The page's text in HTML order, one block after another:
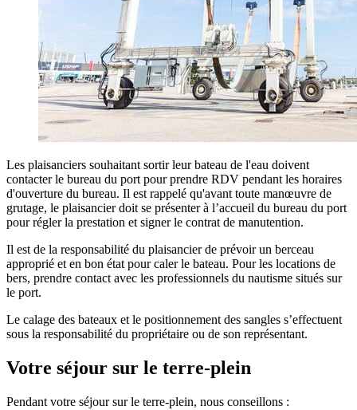
Les plaisanciers souhaitant sortir leur bateau de l'eau doivent
contacter le bureau du port pour prendre RDV pendant les horaires
d'ouverture du bureau. Il est rappelé qu'avant toute manœuvre de
grutage, le plaisancier doit se présenter à l’accueil du bureau du port
pour régler la prestation et signer le contrat de manutention.
Il est de la responsabilité du plaisancier de prévoir un berceau
approprié et en bon état pour caler le bateau. Pour les locations de
bers, prendre contact avec les professionnels du nautisme situés sur
le port.
Le calage des bateaux et le positionnement des sangles s’effectuent
sous la responsabilité du propriétaire ou de son représentant.
Votre séjour sur le terre-plein
Pendant votre séjour sur le terre-plein, nous conseillons :